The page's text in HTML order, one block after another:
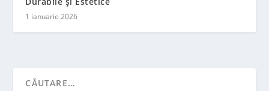
1 ianuarie 2026